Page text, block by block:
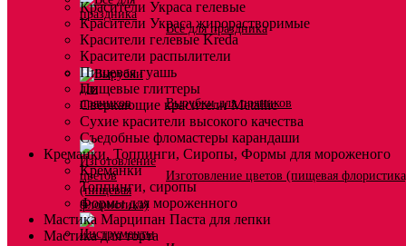
Всё для праздника
Вырубки для пряников
Изготовление цветов (пищевая
Красители Украса гелевые
Красители Украса жирорастворимые
Красители гелевые Kreda
Красители распылители
Пищевая гуашь
Пищевые глиттеры
Сверкающие красители Metallic
Сухие красители высокого качества
Съедобные фломастеры карандаши
Креманки, Топпинги, Сиропы, Формы для мороженого
Креманки
Топпинги, сиропы
Формы для мороженного
Мастика Марципан Паста для лепки
Мастика для торта